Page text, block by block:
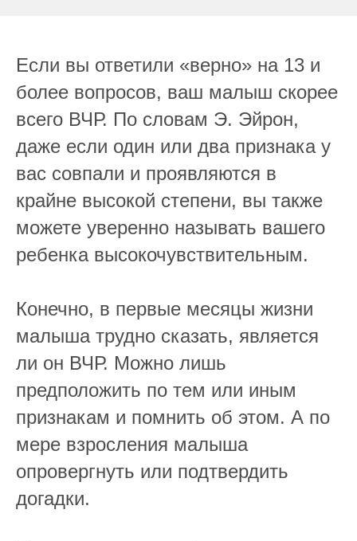
Если вы ответили «верно» на 13 и
более вопросов, ваш малыш скорее
всего ВЧР. По словам Э. Эйрон,
даже если один или два признака у
вас совпали и проявляются в
крайне высокой степени, вы также
можете уверенно называть вашего
ребенка высокочувствительным.
Конечно, в первые месяцы жизни
малыша трудно сказать, является
ли он ВЧР. Можно лишь
предположить по тем или иным
признакам и помнить об этом. А по
мере взросления малыша
опровергнуть или подтвердить
догадки.